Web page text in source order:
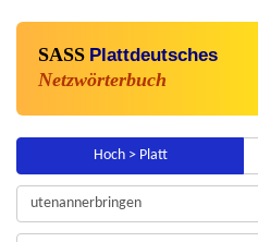
SASS Plattdeutsches
Netzwörterbuch
Hoch > Platt